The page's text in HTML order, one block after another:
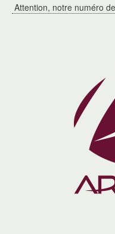
Attention, notre numéro